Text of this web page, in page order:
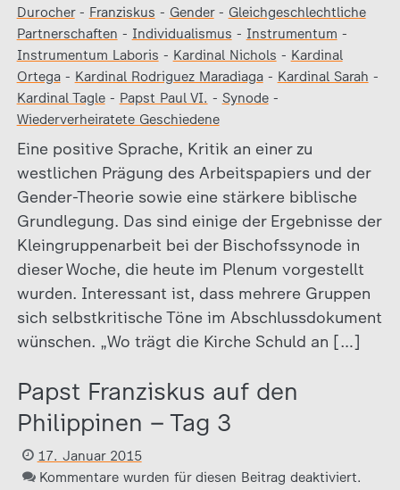
Durocher- Franziskus - Gender- Gleichgeschlechtliche
Partnerschaften - Individualismus - Instrumentum -
Instrumentum Laboris - Kardinal Nichols - Kardinal
Ortega- Kardinal Rodriguez Maradiaga- Kardinal Sarah -
Kardinal Tagle- Papst Paul VI. - Synode-
Wiederverheiratete Geschiedene
Eine positive Sprache, Kritik an einer zu
westlichen Prägung des Arbeitspapiers und der
Gender-Theorie sowie eine stärkere biblische
Grundlegung. Das sind einige der Ergebnisse der
Kleingruppenarbeit bei der Bischofssynode in
dieser Woche, die heute im Plenum vorgestellt
wurden. Interessant ist, dass mehrere Gruppen
sich selbstkritische Töne im Abschlussdokument
wünschen. „Wo trägt die Kirche Schuld an […]
Papst Franziskus auf den
Philippinen – Tag 3
17. Januar 2015
Kommentare wurden für diesen Beitrag deaktiviert.